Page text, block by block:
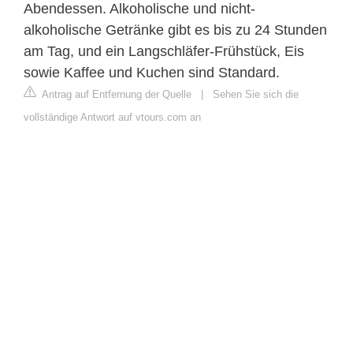
Abendessen. Alkoholische und nicht-
alkoholische Getränke gibt es bis zu 24 Stunden
am Tag, und ein Langschläfer-Frühstück, Eis
sowie Kaffee und Kuchen sind Standard.
Antrag auf Entfernung der Quelle
Sehen Sie sich die
vollständige Antwort auf vtours.com an